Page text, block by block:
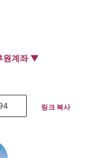
원계좌 ▼
링크 복사